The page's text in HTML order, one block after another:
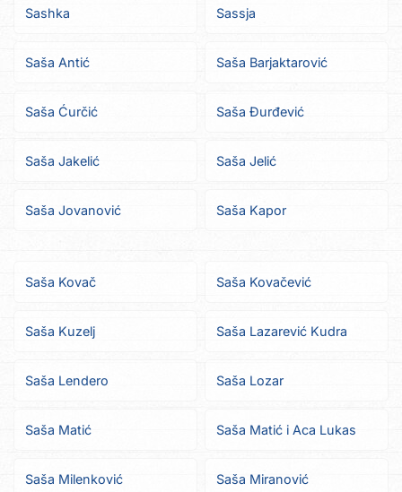
Sashka Sassja
Saša Antić Saša Barjaktarović
Saša Ćurčić Saša Đurđević
Saša Jakelić Saša Jelić
Saša Jovanović Saša Kapor
Saša Kovač Saša Kovačević
Saša Kuzelj Saša Lazarević Kudra
Saša Lendero Saša Lozar
Saša Matić Saša Matić i Aca Lukas
Saša Milenković Saša Miranović